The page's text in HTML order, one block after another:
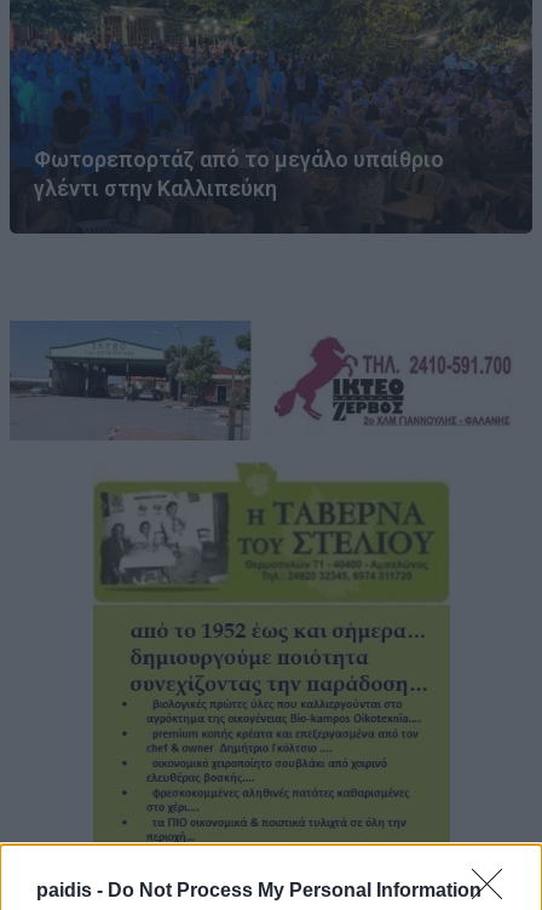
paidis - Do Not Process My Personal Information
Φωτορεπορτάζ από το μεγάλο υπαίθριο
γλέντι στην Καλλιπεύκη